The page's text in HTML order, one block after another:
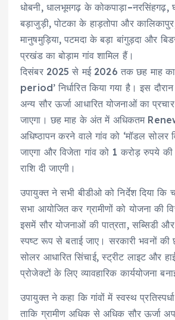
धोबनी, धालभूमगढ़ के कोकपाड़ा–नरसिंहगढ़,
बड़ाजुड़ी, पोटका के हाड़तोपा और
मानुषमुड़िया, पटमदा के बड़ा बांगुड़दा और
प्रखंड का बोड़ाम गांव शामिल हैं।
दिसंबर 2025 से मई 2026 तक छह माह
period’ निर्धारित किया गया है। इस
अन्य सौर ऊर्जा आधारित योजनाओं का
जाएगा। छह माह के अंत में अधिकतम
अधिष्ठापन करने वाले गांव को ‘मॉडल सोलर
जाएगा और विजेता गांव को 1 करोड़ रुपये की
राशि दी जाएगी।
उपायुक्त ने सभी बीडीओ को निर्देश दिया कि
सभा आयोजित कर ग्रामीणों को योजना की
इसमें सौर योजनाओं की पात्रता, सब्सिडी
स्पष्ट रूप से बताई जाए। सरकारी भवनों
सोलर आधारित सिंचाई, स्ट्रीट लाइट और
प्रोजेक्टों के लिए व्यावहारिक कार्ययोजना
उपायुक्त ने कहा कि गांवों में स्वस्थ
ताकि ग्रामीण अधिक से अधिक सौर ऊर्जा